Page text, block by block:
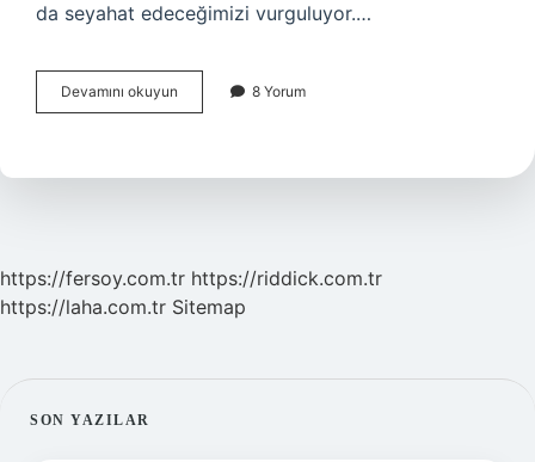
da seyahat edeceğimizi vurguluyor.…
Devamını okuyun Burçlarda
Dolunay
Kadar
8 Yorum
https://fersoy.com.tr https://riddick.com.tr
https://laha.com.tr Sitemap
SIDEBAR
SON YAZILAR